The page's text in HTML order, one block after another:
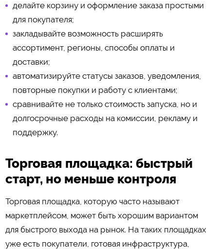
делайте корзину и оформление заказа простыми
для покупателя;
закладывайте возможность расширять
ассортимент, регионы, способы оплаты и
доставки;
автоматизируйте статусы заказов, уведомления,
повторные покупки и работу с клиентами;
сравнивайте не только стоимость запуска, но и
долгосрочные расходы на комиссии, рекламу и
поддержку.
Торговая площадка: быстрый
старт, но меньше контроля
Торговая площадка, которую часто называют
маркетплейсом, может быть хорошим вариантом
для быстрого выхода на рынок. На таких площадках
уже есть покупатели, готовая инфраструктура,